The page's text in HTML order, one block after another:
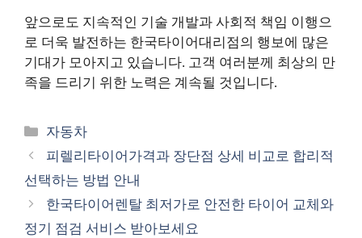
앞으로도 지속적인 기술 개발과 사회적 책임 이행으
로 더욱 발전하는 한국타이어대리점의 행보에 많은
기대가 모아지고 있습니다. 고객 여러분께 최상의 만
족을 드리기 위한 노력은 계속될 것입니다.
카
테
리
자동차
피렐리타이어가격과 장단점 상세 비교로 합리적
선택하는 방법 안내
한국타이어렌탈 최저가로 안전한 타이어 교체와
정기 점검 서비스 받아보세요